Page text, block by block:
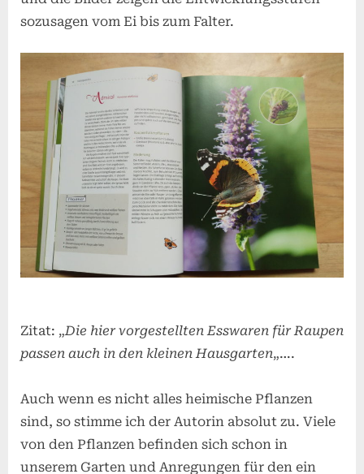
sozusagen vom Ei bis zum Falter.
Zitat: „Die hier vorgestellten Esswaren für Raupen
passen auch in den kleinen Hausgarten„….
Auch wenn es nicht alles heimische Pflanzen
sind, so stimme ich der Autorin absolut zu. Viele
von den Pflanzen befinden sich schon in
unserem Garten und Anregungen für den ein